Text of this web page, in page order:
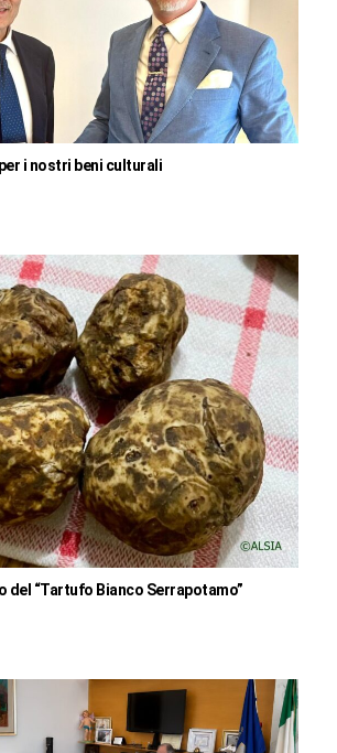
i nostri beni culturali
del “Tartufo Bianco Serrapotamo”